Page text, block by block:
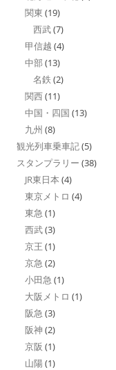
関東 (19)
西武(7)
甲信越 (4)
中部 (13)
名鉄 (2)
関西(11)
中国・四国 (13)
九州 (8)
観光列車乗車記(5)
スタンプラリー (38)
JR東日本 (4)
東京メトロ (4)
東急 (1)
西武(3)
京王 (1)
京急 (2)
小田急 (1)
大阪メトロ (1)
阪急 (3)
阪神 (2)
京阪 (1)
山陽 (1)